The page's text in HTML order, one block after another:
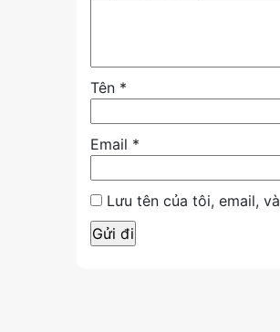
Tên *
Email *
Lưu tên của tôi, email,